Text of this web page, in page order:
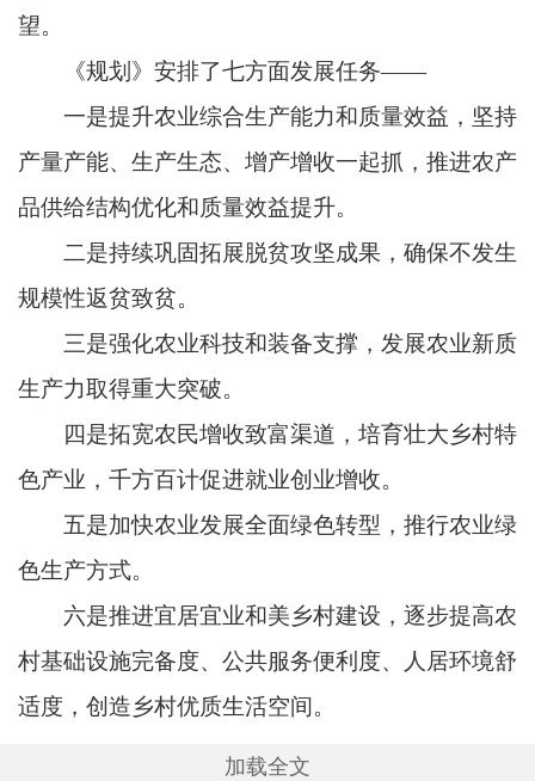
望。
《规划》安排了七方面发展任务——
一是提升农业综合生产能力和质量效益，坚持
产量产能、生产生态、增产增收一起抓，推进农产
品供给结构优化和质量效益提升。
二是持续巩固拓展脱贫攻坚成果，确保不发生
规模性返贫致贫。
三是强化农业科技和装备支撑，发展农业新质
生产力取得重大突破。
四是拓宽农民增收致富渠道，培育壮大乡村特
色产业，千方百计促进就业创业增收。
五是加快农业发展全面绿色转型，推行农业绿
色生产方式。
六是推进宜居宜业和美乡村建设，逐步提高农
村基础设施完备度、公共服务便利度、人居环境舒
适度，创造乡村优质生活空间。
加载全文